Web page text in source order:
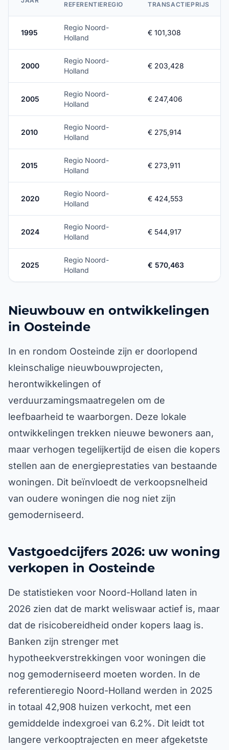
REFERENTIEREGIO TRANSACTIEPRIJS
1995
Regio Noord-
Holland
€ 101,308
2000
Regio Noord-
Holland
€ 203,428
2005
Regio Noord-
Holland
€ 247,406
2010
Regio Noord-
Holland
€ 275,914
2015
Regio Noord-
Holland
€ 273,911
2020
Regio Noord-
Holland
€ 424,553
2024
Regio Noord-
Holland
€ 544,917
2025
Regio Noord-
Holland
€ 570,463
Nieuwbouw en ontwikkelingen
in Oosteinde
In en rondom Oosteinde zijn er doorlopend
kleinschalige nieuwbouwprojecten,
herontwikkelingen of
verduurzamingsmaatregelen om de
leefbaarheid te waarborgen. Deze lokale
ontwikkelingen trekken nieuwe bewoners aan,
maar verhogen tegelijkertijd de eisen die kopers
stellen aan de energieprestaties van bestaande
woningen. Dit beïnvloedt de verkoopsnelheid
van oudere woningen die nog niet zijn
gemoderniseerd.
Vastgoedcijfers 2026: uw woning
verkopen in Oosteinde
De statistieken voor Noord-Holland laten in
2026 zien dat de markt weliswaar actief is, maar
dat de risicobereidheid onder kopers laag is.
Banken zijn strenger met
hypotheekverstrekkingen voor woningen die
nog gemoderniseerd moeten worden. In de
referentieregio Noord-Holland werden in 2025
in totaal 42,908 huizen verkocht, met een
gemiddelde indexgroei van 6.2%. Dit leidt tot
langere verkooptrajecten en meer afgeketste